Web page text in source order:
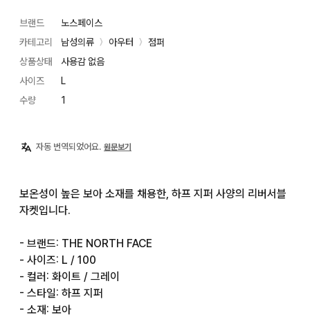
브랜드
노스페이스
카테고리
남성의류 〉 아우터 〉
점퍼
상품상태
사용감 없음
사이즈
L
수량
1
자동 번역되었어요. 원문보기
보온성이 높은 보아 소재를 채용한, 하프 지퍼 사양의 리버서블
자켓입니다.
- 브랜드: THE NORTH FACE
- 사이즈: L / 100
- 컬러: 화이트 / 그레이
- 스타일: 하프 지퍼
- 소재: 보아